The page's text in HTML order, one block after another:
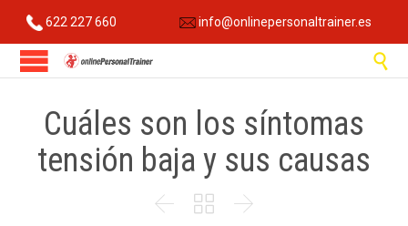
622 227 660 info@onlinepersonaltrainer.es

Cuáles son los síntomas
tensión baja y sus causas
  